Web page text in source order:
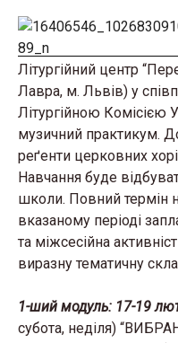
Літургійний центр
Лавра, м. Львів) у
Літургійною Комісією
музичний практикум.
реґенти церковних
Навчання буде
школи. Повний термін
вказаному періоді
та міжсесійна
виразну тематичну
1-ший модуль: 17-19
субота, неділя)